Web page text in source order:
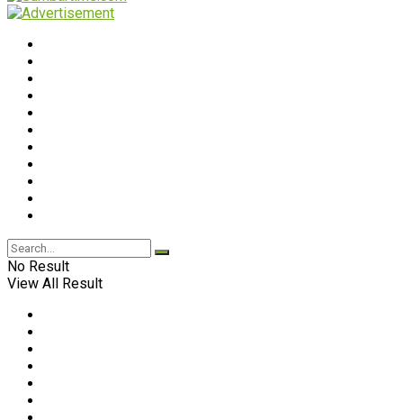
No Result
View All Result